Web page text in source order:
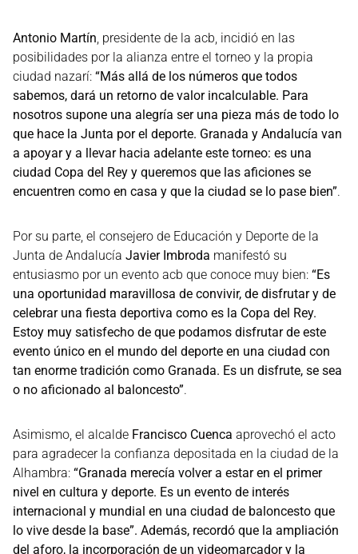
Antonio Martín, presidente de la acb, incidió en las
posibilidades por la alianza entre el torneo y la propia
ciudad nazarí: “Más allá de los números que todos
sabemos, dará un retorno de valor incalculable. Para
nosotros supone una alegría ser una pieza más de todo lo
que hace la Junta por el deporte. Granada y Andalucía van
a apoyar y a llevar hacia adelante este torneo: es una
ciudad Copa del Rey y queremos que las aficiones se
encuentren como en casa y que la ciudad se lo pase bien”.
Por su parte, el consejero de Educación y Deporte de la
Junta de Andalucía Javier Imbroda manifestó su
entusiasmo por un evento acb que conoce muy bien: “Es
una oportunidad maravillosa de convivir, de disfrutar y de
celebrar una fiesta deportiva como es la Copa del Rey.
Estoy muy satisfecho de que podamos disfrutar de este
evento único en el mundo del deporte en una ciudad con
tan enorme tradición como Granada. Es un disfrute, se sea
o no aficionado al baloncesto”.
Asimismo, el alcalde Francisco Cuenca aprovechó el acto
para agradecer la confianza depositada en la ciudad de la
Alhambra: “Granada merecía volver a estar en el primer
nivel en cultura y deporte. Es un evento de interés
internacional y mundial en una ciudad de baloncesto que
lo vive desde la base”. Además, recordó que la ampliación
del aforo, la incorporación de un videomarcador y la